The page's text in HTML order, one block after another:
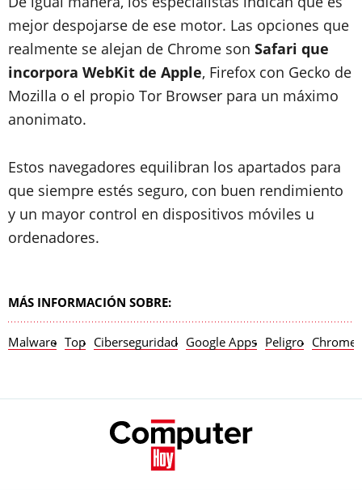
mejor despojarse de ese motor. Las opciones que
realmente se alejan de Chrome son Safari que
incorpora WebKit de Apple, Firefox con Gecko de
Mozilla o el propio Tor Browser para un máximo
anonimato.
Estos navegadores equilibran los apartados para
que siempre estés seguro, con buen rendimiento
y un mayor control en dispositivos móviles u
ordenadores.
MÁS INFORMACIÓN SOBRE:
Malware Top Ciberseguridad Google Apps Peligro Chrome